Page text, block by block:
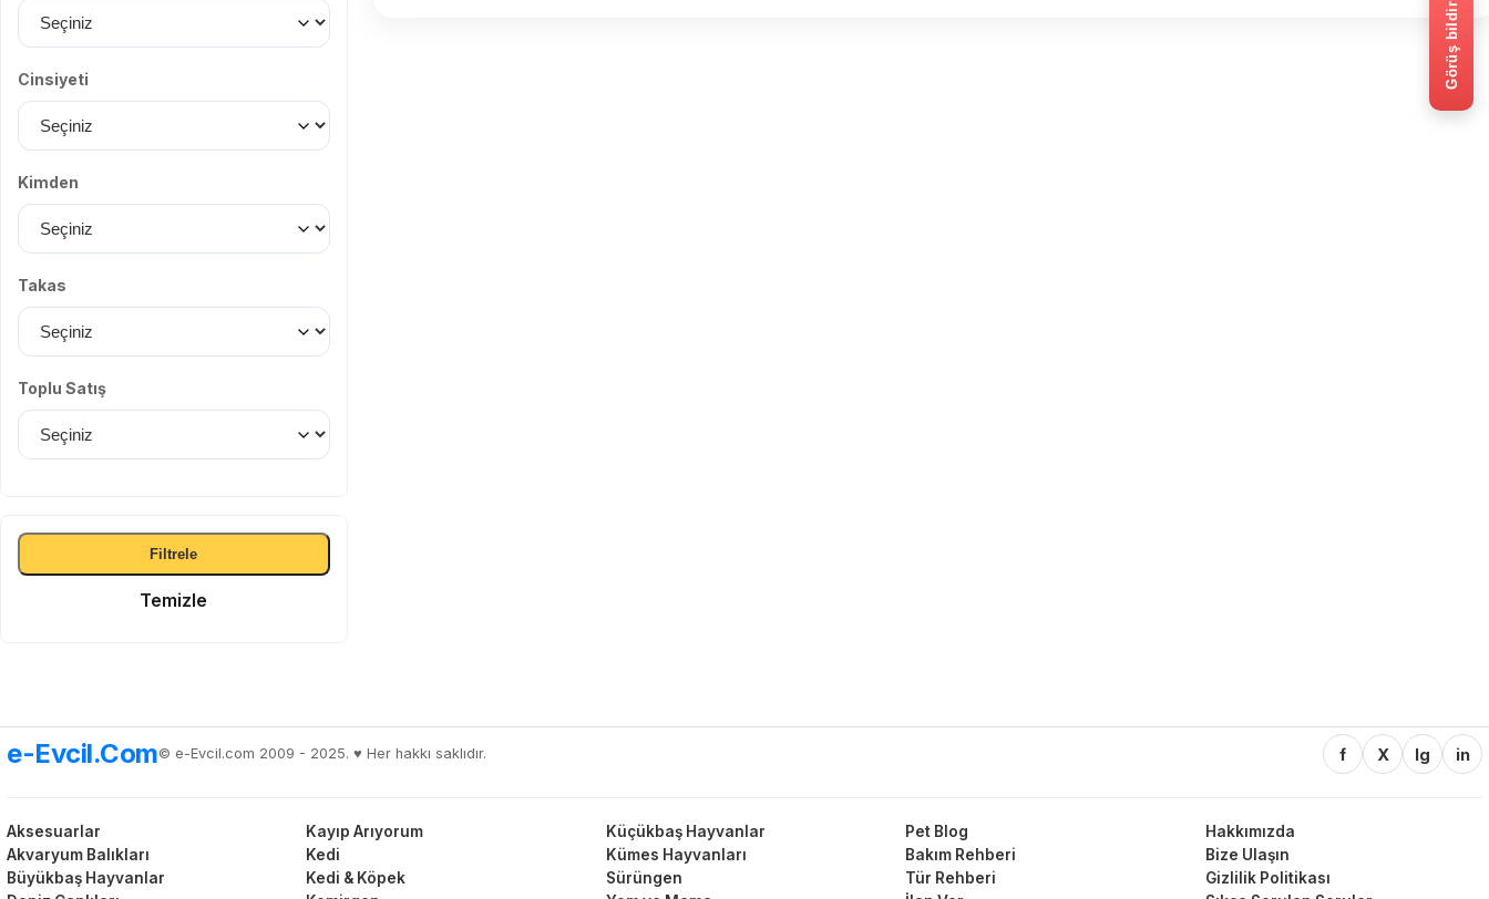
Cinsiyeti
Kimden
Takas
Toplu Satış
Filtrele
Temizle
e-Evcil.Com© e-Evcil.com 2009 - 2025. ♥️ Her hakkı saklıdır. f X Ig in
Aksesuarlar
Akvaryum Balıkları
Büyükbaş Hayvanlar
Kayıp Arıyorum
Kedi
Kedi & Köpek
Küçükbaş Hayvanlar
Kümes Hayvanları
Sürüngen
Pet Blog
Bakım Rehberi
Tür Rehberi
Hakkımızda
Bize Ulaşın
Gizlilik Politikası
Görüş bildir